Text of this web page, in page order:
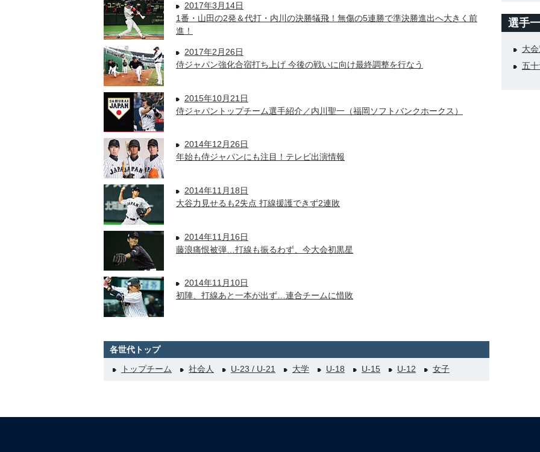
2017年3月14日
1番・山田の2発＆代打・内川の決勝犠飛！無傷の5連勝で準決勝進出へ大きく前
進！
2017年2月26日
侍ジャパン強化合宿打ち上げ 今後の戦いに向け最終調整を行なう
2015年10月21日
侍ジャパントップチーム選手紹介／内川聖一（福岡ソフトバンクホークス）
2014年12月26日
年始も侍ジャパンにも注目！テレビ出演情報
2014年11月18日
大谷力見せるも2失点 打線援護できず2連敗
2014年11月16日
藤浪痛恨被弾…打線も振るわず、今大会初黒星
2014年11月10日
初陣、打線あと一本が出ず…連合チームに惜敗
各世代トップ
トップチーム
社会人 U-23 / U-21 大学 U-18 U-15 U-12 女子
選手
大会
五